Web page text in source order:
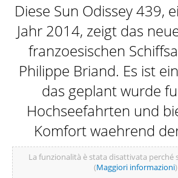
DAS SCHIFF
ZIELE
ATTIVITÀ
Diese Sun Odissey 439,
Jahr 2014, zeigt das
franzoesischen
Philippe Briand. Es ist
das geplant wurde
Hochseefahrten und
Komfort waehrend
La funzionalità è stata disattivata perché
(Maggiori informazioni)